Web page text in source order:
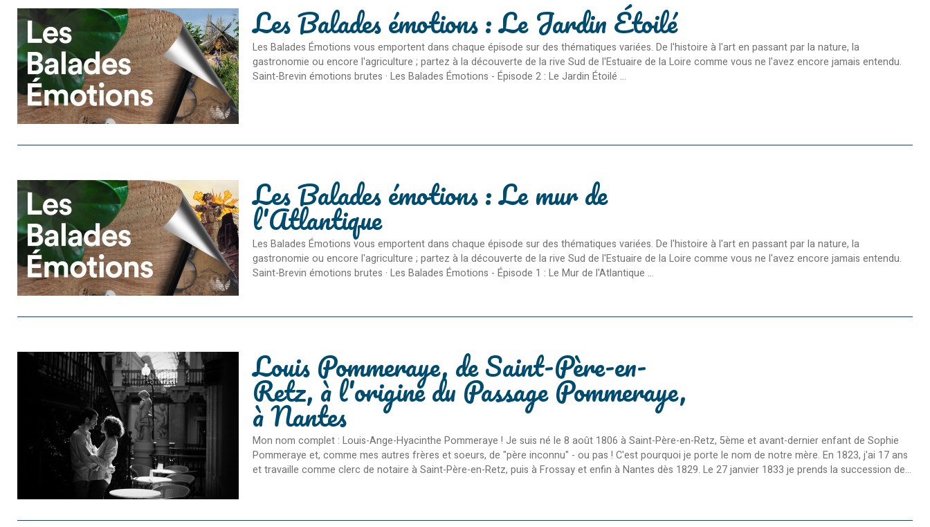
Les Balades émotions : Le Jardin Étoilé
Les Balades Émotions vous emportent dans chaque épisode sur des thématiques variées. De l'histoire à l'art en passant par la nature, la
gastronomie ou encore l'agriculture ; partez à la découverte de la rive Sud de l'Estuaire de la Loire comme vous ne l'avez encore jamais entendu.
Saint-Brevin émotions brutes · Les Balades Émotions - Épisode 2 : Le Jardin Étoilé ...
Les Balades émotions : Le mur de
l'Atlantique
Les Balades Émotions vous emportent dans chaque épisode sur des thématiques variées. De l'histoire à l'art en passant par la nature, la
gastronomie ou encore l'agriculture ; partez à la découverte de la rive Sud de l'Estuaire de la Loire comme vous ne l'avez encore jamais entendu.
Saint-Brevin émotions brutes · Les Balades Émotions - Épisode 1 : Le Mur de l'Atlantique ...
Louis Pommeraye, de Saint-Père-en-
Retz, à l'origine du Passage Pommeraye,
à Nantes
Mon nom complet : Louis-Ange-Hyacinthe Pommeraye ! Je suis né le 8 août 1806 à Saint-Père-en-Retz, 5ème et avant-dernier enfant de Sophie
Pommeraye et, comme mes autres frères et soeurs, de "père inconnu" - ou pas ! C'est pourquoi je porte le nom de notre mère. En 1823, j'ai 17 ans
et travaille comme clerc de notaire à Saint-Père-en-Retz, puis à Frossay et enfin à Nantes dès 1829. Le 27 janvier 1833 je prends la succession de...